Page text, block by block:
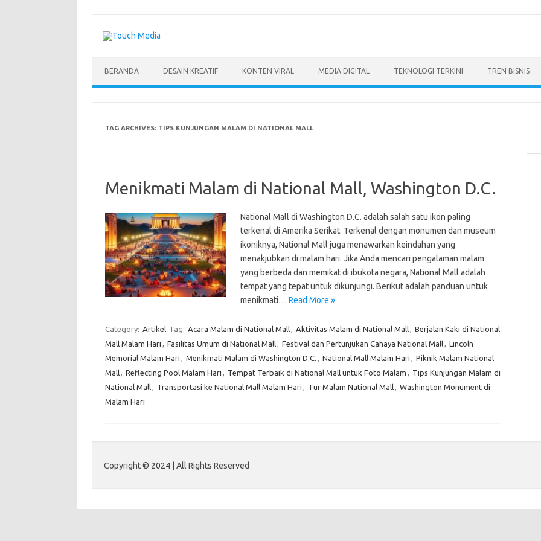
content
BERANDA DESAIN KREATIF KONTEN VIRAL MEDIA DIGITAL TEKNOLOGI TERKINI TREN BISNIS
TAG ARCHIVES: TIPS KUNJUNGAN MALAM DI NATIONAL MALL
Menikmati Malam di National Mall, Washington D.C.
National Mall di Washington D.C. adalah salah satu ikon paling
terkenal di Amerika Serikat. Terkenal dengan monumen dan museum
ikoniknya, National Mall juga menawarkan keindahan yang
menakjubkan di malam hari. Jika Anda mencari pengalaman malam
yang berbeda dan memikat di ibukota negara, National Mall adalah
tempat yang tepat untuk dikunjungi. Berikut adalah panduan untuk
menikmati… Read More »
Category: Artikel Tag: Acara Malam di National Mall, Aktivitas Malam di National Mall, Berjalan Kaki di National
Mall Malam Hari , Fasilitas Umum di National Mall, Festival dan Pertunjukan Cahaya National Mall, Lincoln
Memorial Malam Hari , Menikmati Malam di Washington D.C. , National Mall Malam Hari , Piknik Malam National
Mall, Reflecting Pool Malam Hari , Tempat Terbaik di National Mall untuk Foto Malam , Tips Kunjungan Malam di
National Mall, Transportasi ke National Mall Malam Hari , Tur Malam National Mall, Washington Monument di
Malam Hari
Copyright © 2024 | All Rights Reserved